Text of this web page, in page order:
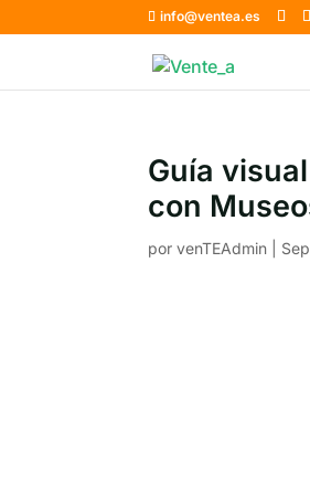
info@ventea.es
Guía
con
porvenTEAdmin